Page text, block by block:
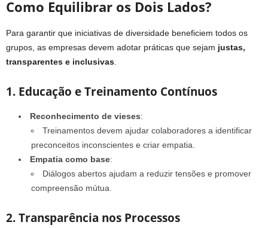
Como Equilibrar os Dois Lados?
Para garantir que iniciativas de diversidade beneficiem todos os
grupos, as empresas devem adotar práticas que sejam justas,
transparentes e inclusivas
1. Educação e Treinamento Contínuos
Reconhecimento de vieses:
Treinamentos devem ajudar colaboradores a identificar
preconceitos inconscientes e criar empatia.
Empatia como base:
Diálogos abertos ajudam a reduzir tensões e promover
compreensão mútua.
2. Transparência nos Processos